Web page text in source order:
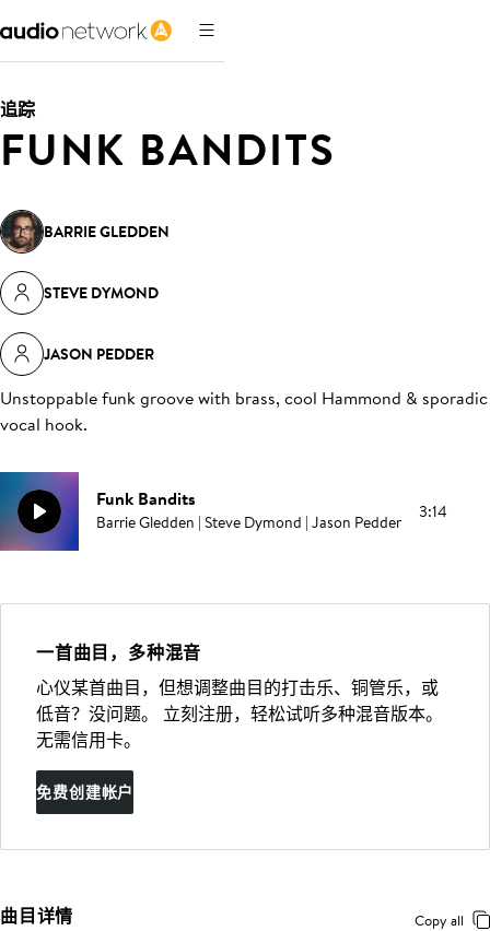
追踪
FUNK BANDITS
BARRIE GLEDDEN
STEVE DYMOND
JASON PEDDER
Unstoppable funk groove with brass, cool Hammond & sporadic
vocal hook.
Funk Bandits
Barrie Gledden | Steve Dymond | Jason Pedder 3:14
一首曲目，多种混音
心仪某首曲目，但想调整曲目的打击乐、铜管乐，或
低音？没问题。 立刻注册，轻松试听多种混音版本。
无需信用卡。
免费创建帐户
曲目详情 Copy all